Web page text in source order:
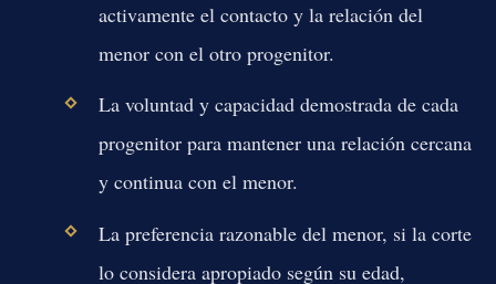
activamente el contacto y la relación del
menor con el otro progenitor.
La voluntad y capacidad demostrada de cada
progenitor para mantener una relación cercana
y continua con el menor.
La preferencia razonable del menor, si la corte
lo considera apropiado según su edad,